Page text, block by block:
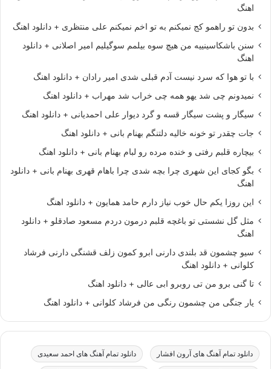
اهنگ
بدون تو راهمو کج نمیکنم به تو اخم نمیکنم علی منتظری + دانلود اهنگ
سنن باشکاسینییه من هیچ سوه بیلمم سوگیلیم امیر اصلانی + دانلود
اهنگ
با تو هوا که سرد نیست آدم قبلی شدی امیر رادان + دانلود اهنگ
نمیدونم چی شد یهو همه چی خراب شد مهراب + دانلود اهنگ
سیگار و پشت سیگار قسه و گرد دیوار علی احمدیانی + دانلود اهنگ
جات چقدر تو خونه خالیه دلتنگم بهنام بانی + دانلود اهنگ
بیچاره قلبم رفتی و خنده مرده رو لبام بهنام بانی + دانلود اهنگ
بگو کجای این شهری چرا بچه شدی چرا باهام قهری بهنام بانی + دانلود
اهنگ
این روزا یکم حال خوب نیاز دارم حامد همایون + دانلود اهنگ
مثل گل نشستی تو باغچه قلبم درمون دردم مسعود صادقلو + دانلود
اهنگ
سیو چشمون قد بلندی دارنی ابرو کمون زلف قشنگی دارنی فرشاد
کلوانی + دانلود اهنگ
تا گنی برو من تی روبرو ابی عالی + دانلود اهنگ
یار جنگی من چشمون رنگی من فرشاد کلوانی + دانلود اهنگ
دانلود تمام آهنگ های آرون افشار دانلود تمام آهنگ های احمد سعیدی